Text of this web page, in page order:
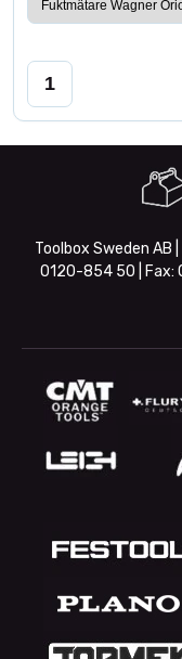
Toolbox Sweden AB
0120-854 50 | Fax: